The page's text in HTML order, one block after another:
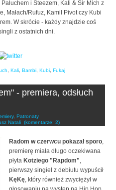
i Steezem, Kali & Sir Mich z
Małach/Rufuz, Kamil Pivot czy Kubi
W skrócie - każdy znajdzie coś
z ostatnich dni.
, Kali, Bambi, Kubi, Fukaj
- premiera, odsłuch
, Patronaty
Natali (komentarze: 2)
Radom w czerwcu pokazał sporo,
premierę miała długo oczekiwana
płyta Kotziego "Rapdom",
pierwszy singiel z debiutu wypuścił
KęKę, który również zwyciężył w